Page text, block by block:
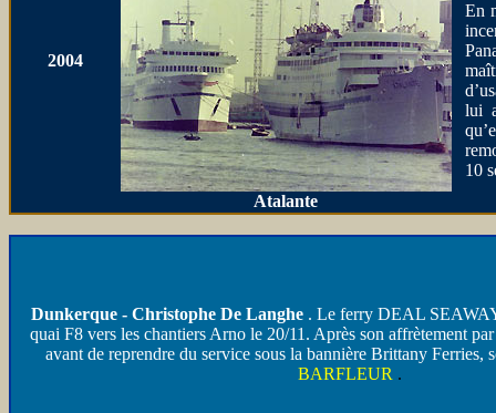
2004
Atalante
En
lui
10
Dunkerque - Christophe De Langhe . Le ferry DEAL
quai F8 vers les chantiers Arno le 20/11. Après son affrètement
avant de reprendre du service sous la bannière Brittany Ferries,
BARFLEUR .